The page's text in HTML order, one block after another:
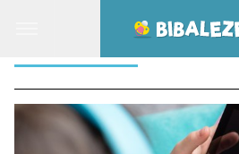
UMIRJANJA